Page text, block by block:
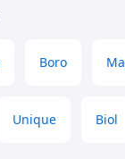
Boro
Unique Biol